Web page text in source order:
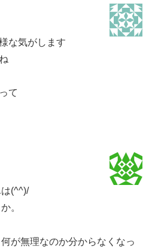
な気がします
て
(^^)/
。
が無理なのか分からなくなっ